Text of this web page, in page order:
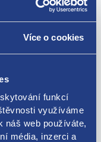
Více o cookies
funkcí
využíváme
náš web používáte,
média, inzerci a